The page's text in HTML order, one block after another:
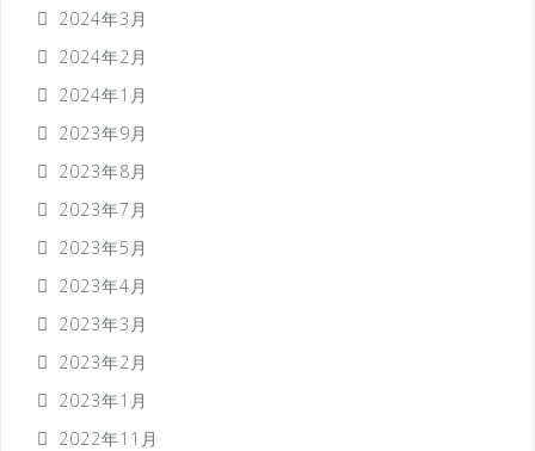
2024年3月
2024年2月
2024年1月
2023年9月
2023年8月
2023年7月
2023年5月
2023年4月
2023年3月
2023年2月
2023年1月
2022年11月